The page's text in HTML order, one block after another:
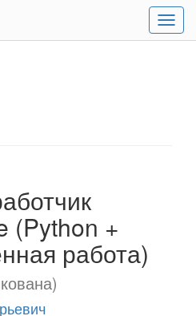
Меню
(Python +
работа)